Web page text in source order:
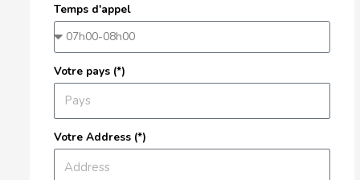
Temps d'appel
Votre pays (*)
Votre Address (*)